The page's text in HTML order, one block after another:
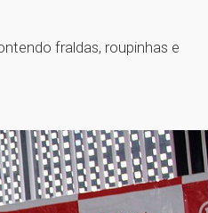
fraldas, roupinhas e